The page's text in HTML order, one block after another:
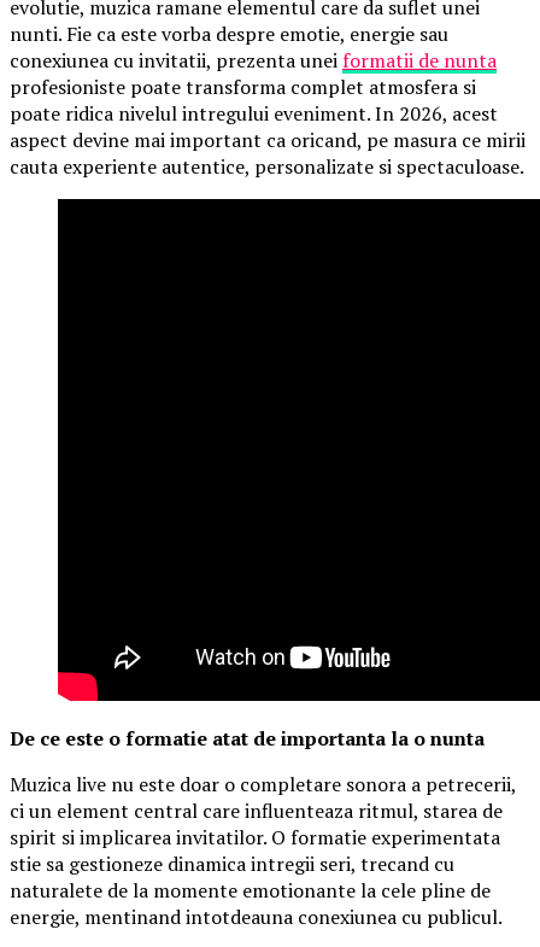
evolutie, muzica ramane elementul care da suflet unei
nunti. Fie ca este vorba despre emotie, energie sau
conexiunea cu invitatii, prezenta uneiformatii de nunta
profesioniste poate transforma complet atmosfera si
poate ridica nivelul intregului eveniment. In 2026, acest
aspect devine mai important ca oricand, pe masura ce mirii
cauta experiente autentice, personalizate si spectaculoase.
De ce este o formatie atat de importanta la o nunta
Muzica live nu este doar o completare sonora a petrecerii,
ci un element central care influenteaza ritmul, starea de
spirit si implicarea invitatilor. O formatie experimentata
stie sa gestioneze dinamica intregii seri, trecand cu
naturalete de la momente emotionante la cele pline de
energie, mentinand intotdeauna conexiunea cu publicul.